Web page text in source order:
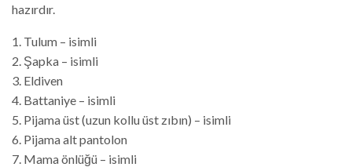
hazırdır.
1. Tulum – isimli
2. Şapka – isimli
3. Eldiven
4. Battaniye – isimli
5. Pijama üst (uzun kollu üst zıbın) – isimli
6. Pijama alt pantolon
7. Mama önlüğü – isimli